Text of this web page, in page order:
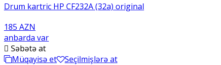
Drum kartric HP CF232A (32a) original
185 AZN
anbarda var
Səbətə at
Müqayisə et
Seçilmişlərə at